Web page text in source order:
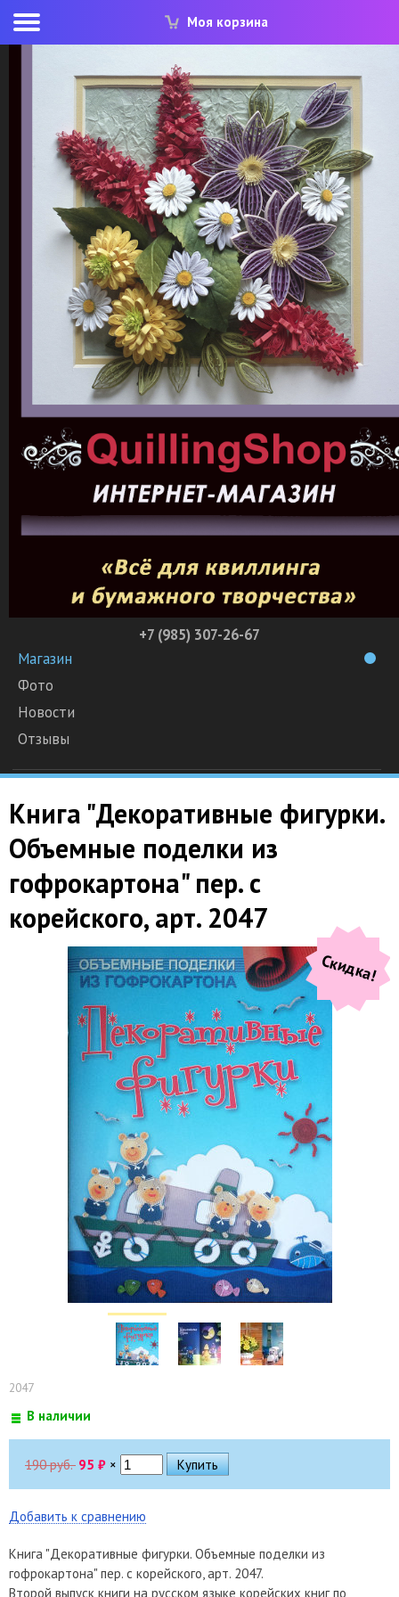
Моя корзина
+7 (985) 307-26-67
Магазин
Фото
Новости
Отзывы
Книга "Декоративные фигурки.
Объемные поделки из
гофрокартона" пер. с
корейского, арт. 2047
Скидка!
2047
В наличии
190 руб. 95 ₽ ×
Добавить к сравнению
Книга "Декоративные фигурки. Объемные поделки из
гофрокартона" пер. с корейского, арт. 2047.
Второй выпуск книги на русском языке корейских книг по